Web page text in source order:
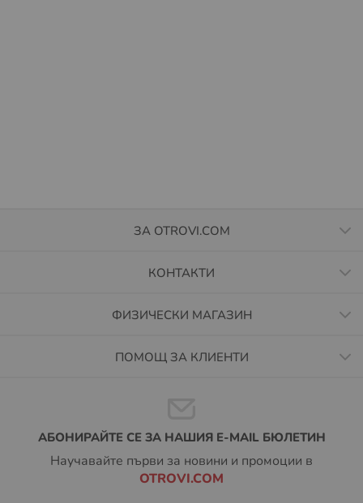
EASYBOX, може да намерите на
бъдат закупени и на място от нашия фирмен магазин с
адрес гр. София ж.к. Люлин 3 бл. 380 вх. Б магазин 1,
вземете директно от нашия магазин има складова
наличност, моля свържете се с нас на телефон: 0879
( на цена според тарифният Ви план).
ЗА OTROVI.COM
КОНТАКТИ
ФИЗИЧЕСКИ МАГАЗИН
ПОМОЩ ЗА КЛИЕНТИ
АБОНИРАЙТЕ СЕ ЗА НАШИЯ E-MAIL БЮЛЕТИН
Научавайте първи за новини и промоции в
OTROVI.COM